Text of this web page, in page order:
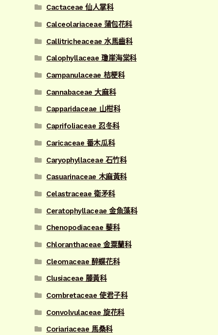
Cactaceae 仙人掌科
Calceolariaceae 蒲包花科
Callitricheaceae 水馬齒科
Calophyllaceae 瓊崖海棠科
Campanulaceae 桔梗科
Cannabaceae 大麻科
Capparidaceae 山柑科
Caprifoliaceae 忍冬科
Caricaceae 番木瓜科
Caryophyllaceae 石竹科
Casuarinaceae 木麻黃科
Celastraceae 衛矛科
Ceratophyllaceae 金魚藻科
Chenopodiaceae 藜科
Chloranthaceae 金粟蘭科
Cleomaceae 醉蝶花科
Clusiaceae 藤黃科
Combretaceae 使君子科
Convolvulaceae 旋花科
Coriariaceae 馬桑科